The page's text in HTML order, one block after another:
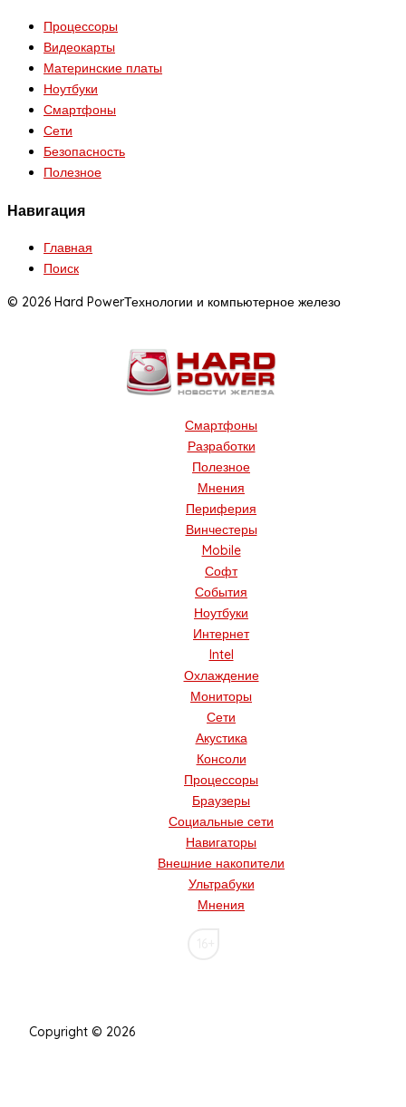
Процессоры
Видеокарты
Материнские платы
Ноутбуки
Смартфоны
Сети
Безопасность
Полезное
Навигация
Главная
Поиск
© 2026 Hard PowerТехнологии и компьютерное железо
Смартфоны
Разработки
Полезное
Мнения
Периферия
Винчестеры
Mobile
Софт
События
Ноутбуки
Интернет
Intel
Охлаждение
Мониторы
Сети
Акустика
Консоли
Процессоры
Браузеры
Социальные сети
Навигаторы
Внешние накопители
Ультрабуки
Мнения
Copyright © 2026